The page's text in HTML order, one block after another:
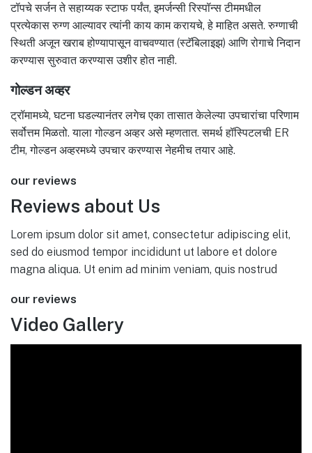
टॉपचे सर्जन ते सहाय्यक स्टाफ पर्यंत, इमर्जन्सी रिस्पॉन्स टीममधील
प्रत्येकास रुग्ण आल्यावर त्यांनी काय काम करायचे, हे माहित असते. रुग्णाची
स्थिती अजून खराब होण्यापासून वाचवण्यात (स्टॅबिलाइझ) आणि रोगाचे निदान
करण्यास सुरुवात करण्यास उशीर होत नाही.
गोल्डन अव्हर
ट्रॉमामध्ये, घटना घडल्यानंतर लगेच एका तासात केलेल्या उपचारांचा परिणाम
सर्वोत्तम मिळतो. याला गोल्डन अव्हर असे म्हणतात. समर्थ हॉस्पिटलची ER
टीम, गोल्डन अव्हरमध्ये उपचार करण्यास नेहमीच तयार आहे.
our reviews
Reviews about Us
Lorem ipsum dolor sit amet, consectetur adipiscing elit,
sed do eiusmod tempor incididunt ut labore et dolore
magna aliqua. Ut enim ad minim veniam, quis nostrud
our reviews
Video Gallery